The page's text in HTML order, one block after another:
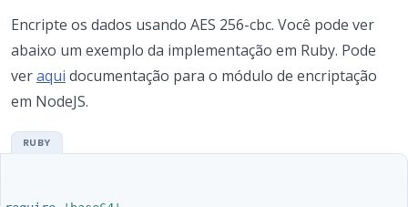
Encripte os dados usando AES 256-cbc. Você pode ver
abaixo um exemplo da implementação em Ruby. Pode
veraqui documentação para o módulo de encriptação
em NodeJS.